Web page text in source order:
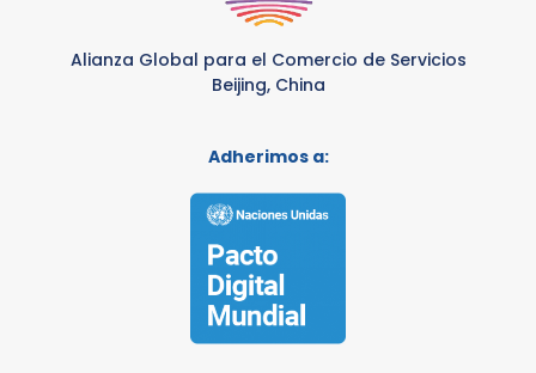
Alianza Global para el Comercio de Servicios
Beijing, China
Adherimos a: